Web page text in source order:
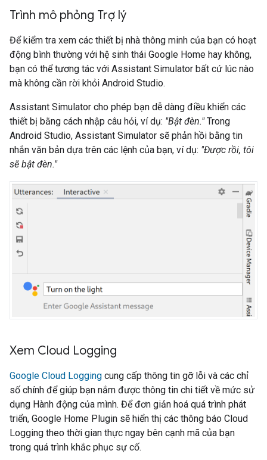
Trình mô phỏng Trợ lý
Để kiểm tra xem các thiết bị nhà thông minh của bạn có hoạt
động bình thường với hệ sinh thái Google Home hay không,
bạn có thể tương tác với Assistant Simulator bất cứ lúc nào
mà không cần rời khỏi Android Studio.
Assistant Simulator cho phép bạn dễ dàng điều khiển các
thiết bị bằng cách nhập câu hỏi, ví dụ: "Bật đèn."Trong
Android Studio, Assistant Simulator sẽ phản hồi bằng tin
nhắn văn bản dựa trên các lệnh của bạn, ví dụ: "Được rồi, tôi
sẽ bật đèn."
Xem Cloud Logging
Google Cloud Logging cung cấp thông tin gỡ lỗi và các chỉ
số chính để giúp bạn nắm được thông tin chi tiết về mức sử
dụng Hành động của mình. Để đơn giản hoá quá trình phát
triển, Google Home Plugin sẽ hiển thị các thông báo Cloud
Logging theo thời gian thực ngay bên cạnh mã của bạn
trong quá trình khắc phục sự cố.